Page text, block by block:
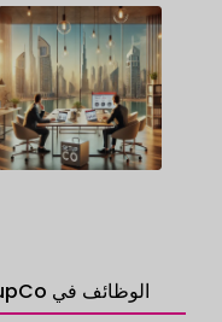
الوظائف في SetupCo